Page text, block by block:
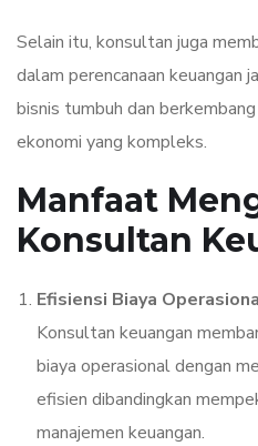
Selain itu, konsultan juga
dalam perencanaan keuangan
bisnis tumbuh dan
ekonomi yang kompleks.
Manfaat
Konsultan
Efisiensi Biaya
Konsultan keuangan
biaya operasional dengan
efisien dibandingkan
manajemen keuangan.